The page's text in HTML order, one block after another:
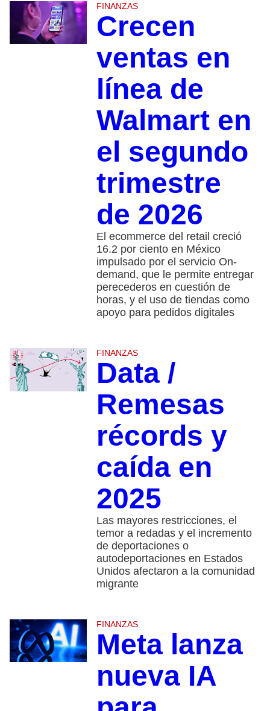
FINANZAS
Crecen
ventas en
línea de
Walmart en
el segundo
trimestre
de 2026
El ecommerce del retail creció
16.2 por ciento en México
impulsado por el servicio On-
demand, que le permite entregar
perecederos en cuestión de
horas, y el uso de tiendas como
apoyo para pedidos digitales
FINANZAS
Data /
Remesas
récords y
caída en
2025
Las mayores restricciones, el
temor a redadas y el incremento
de deportaciones o
autodeportaciones en Estados
Unidos afectaron a la comunidad
migrante
FINANZAS
Meta lanza
nueva IA